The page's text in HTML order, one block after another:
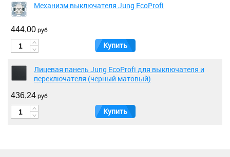
Механизм выключателя Jung EcoProfi
444,00руб
Купить
Лицевая панель Jung EcoProfi для выключателя и
переключателя (черный матовый)
436,24руб
Купить